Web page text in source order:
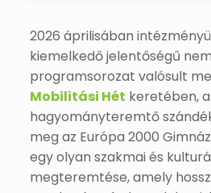
2026 áprilisában
kiemelkedő jelentőségű
programsorozat valósult
Mobilitási Hét keretében,
hagyományteremtő
meg az Európa 2000
egy olyan szakmai és
megteremtése, amely